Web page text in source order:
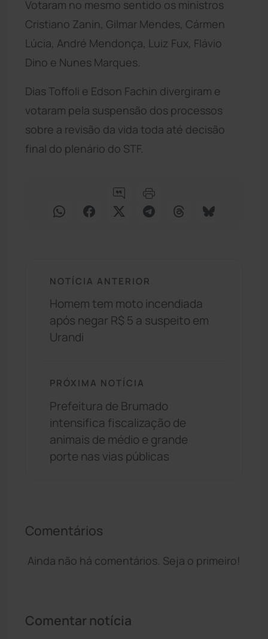
Votaram no mesmo sentido os ministros
Cristiano Zanin, Gilmar Mendes, Cármen
Lúcia, André Mendonça, Luiz Fux, Flávio
Dino e Nunes Marques.
Dias Toffoli e Edson Fachin divergiram e
votaram pela suspensão dos processos
sobre a revisão da vida toda até decisão
final do plenário do STF.
NOTÍCIA ANTERIOR
Homem tem moto incendiada
após negar R$ 5 a suspeito em
Urandi
PRÓXIMA NOTÍCIA
Prefeitura de Brumado
intensifica fiscalização de
animais de médio e grande
porte nas vias públicas
Comentários
Ainda não há comentários. Seja o primeiro!
Comentar notícia